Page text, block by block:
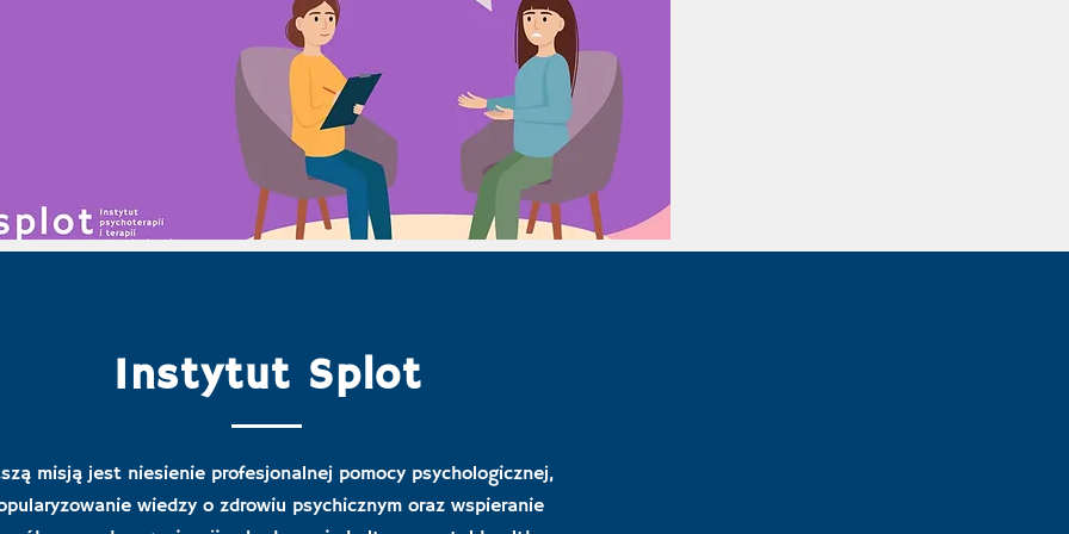
Instytut Splot
misją jest niesienie profesjonalnej pomocy psychologicznej,
wiedzy o zdrowiu psychicznym oraz wspieranie